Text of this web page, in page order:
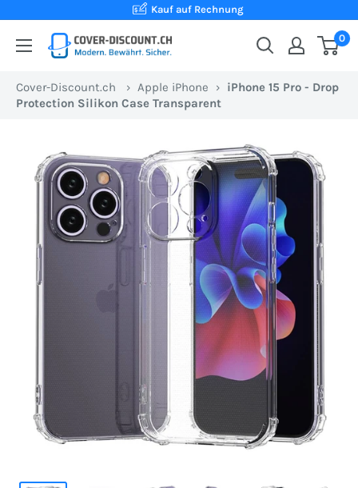
Inhalt
Kauf auf Rechnung
Cover-
Ihr
Onlineshop
der
Schweiz
für
Schutzhüllen
zum
0
Cover-Discount.ch › Apple iPhone › iPhone 15 Pro - Drop
Protection Silikon Case Transparent